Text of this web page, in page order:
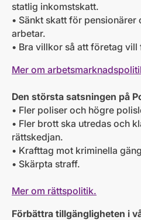
statlig inkomstskatt.
• Sänkt skatt för pensionärer
arbetar.
• Bra villkor så att företag
Mer om
Den största satsningen på
• Fler poliser och högre
• Fler brott ska utredas och
rättskedjan.
• Krafttag mot kriminella
• Skärpta straff.
Mer om rättspolitik.
Förbättra tillgängligheten i